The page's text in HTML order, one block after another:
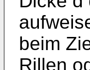
beim
Rillen